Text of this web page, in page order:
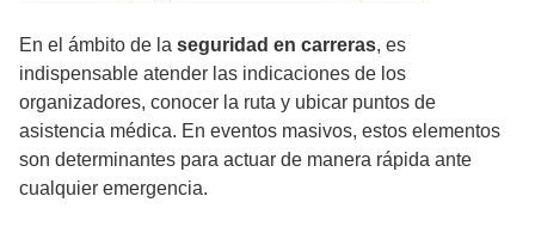
En el ámbito de la seguridad en carreras, es
indispensable atender las indicaciones de los
organizadores, conocer la ruta y ubicar puntos de
asistencia médica. En eventos masivos, estos elementos
son determinantes para actuar de manera rápida ante
cualquier emergencia.